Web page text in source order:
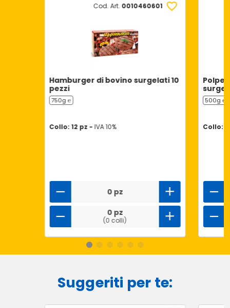
Cod. Art. 0010460601
Hamburger di bovino surgelati 10
pezzi
750g ℮
Collo: 12 pz - IVA 10%
0 pz
0 pz
(0 colli)
500g ℮
Collo:
Suggeriti per te: